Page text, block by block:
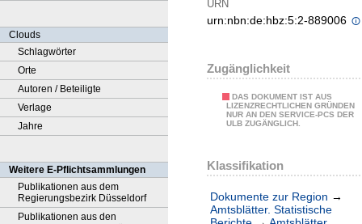
Clouds
Schlagwörter
Orte
Autoren / Beteiligte
Verlage
Jahre
Weitere E-Pflichtsammlungen
Publikationen aus dem
Regierungsbezirk Düsseldorf
Publikationen aus den
URN
urn:nbn:de:hbz:5:2-889006
Zugänglichkeit
DAS DOKUMENT IST AUS
LIZENZRECHTLICHEN GRÜNDEN
NUR AN DEN SERVICE-PCS DER
ULB ZUGÄNGLICH.
Klassifikation
Dokumente zur Region →
Amtsblätter. Statistische